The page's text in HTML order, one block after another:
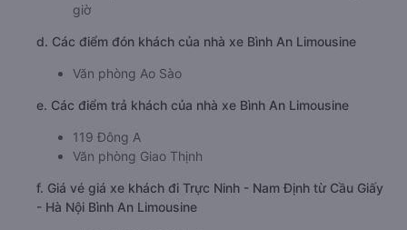
giờ
d. Các điểm đón khách của nhà xe Bình An Limousine
Văn phòng Ao Sào
e. Các điểm trả khách của nhà xe Bình An Limousine
119 Đông A
Văn phòng Giao Thịnh
f. Giá vé giá xe khách đi Trực Ninh - Nam Định từ Cầu Giấy
- Hà Nội Bình An Limousine